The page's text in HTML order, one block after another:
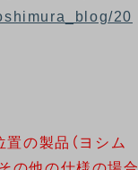
20
の製品（ヨシム